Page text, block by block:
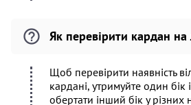
Як перевірити кардан
Щоб перевірити наявність
кардані, утримуйте один бік
обертати інший бік у